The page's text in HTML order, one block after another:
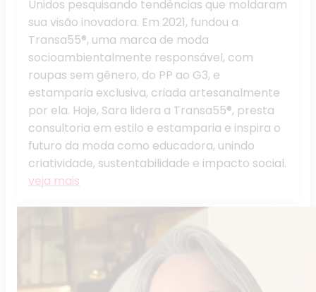
Unidos pesquisando tendências que moldaram
sua visão inovadora. Em 2021, fundou a
Transa55®, uma marca de moda
socioambientalmente responsável, com
roupas sem gênero, do PP ao G3, e
estamparia exclusiva, criada artesanalmente
por ela. Hoje, Sara lidera a Transa55®, presta
consultoria em estilo e estamparia e inspira o
futuro da moda como educadora, unindo
criatividade, sustentabilidade e impacto social.
veja mais